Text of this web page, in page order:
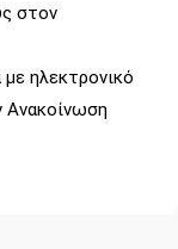
στον
ηλεκτρονικό